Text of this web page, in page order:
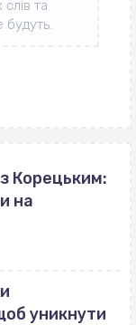
Корецьким:
на
уникнути